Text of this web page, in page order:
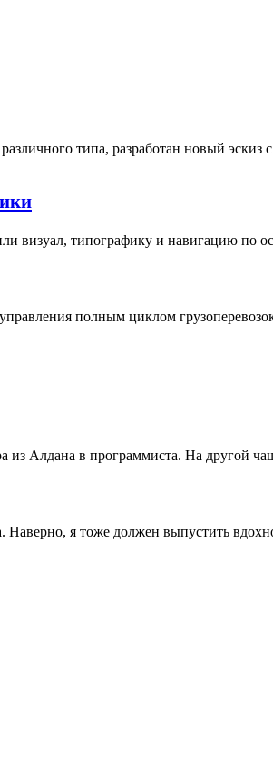
типа, разработан новый
визуал, типографику и навигацию по
полным циклом
Алдана в программиста. На другой
Наверно, я тоже должен выпустить